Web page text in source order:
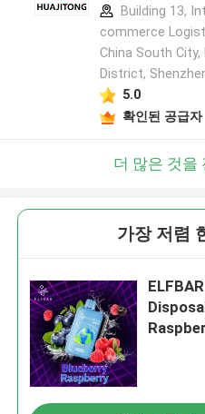
Building 13,
commerce
China South City,
District,
5.0
확인된 공급자
더 많은 것을
가장 저렴